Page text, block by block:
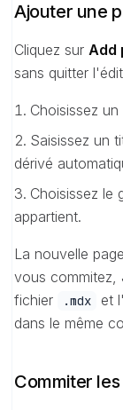
Ajouter une
Cliquez sur Add
sans quitter
Choisissez
Saisissez un
dérivé
Choisissez le
appartient.
La nouvelle
vous commitez,
fichier
.mdx et
dans le même
Commiter